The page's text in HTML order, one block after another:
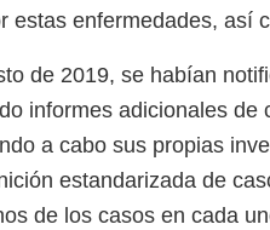
estas enfermedades, así
de 2019, se habían
informes adicionales
a cabo sus propias
estandarizada de
de los casos en cada